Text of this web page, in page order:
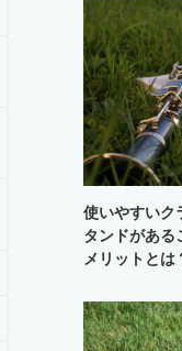
使いやすいク
タンドがある
メリットとは